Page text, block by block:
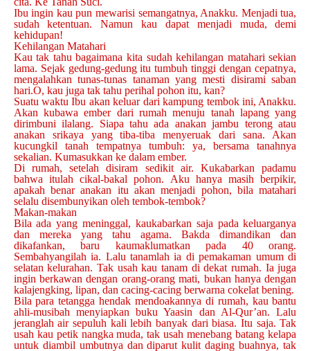
Ibu ingin kau pun mewarisi semangatnya, Anakku. Menjadi tua,
sudah ketentuan. Namun kau dapat menjadi muda, demi
kehidupan!
Kehilangan Matahari
Kau tak tahu bagaimana kita sudah kehilangan matahari sekian
lama. Sejak gedung-gedung itu tumbuh tinggi dengan cepatnya,
mengalahkan tunas-tunas tanaman yang mesti disirami saban
hari.O, kau juga tak tahu perihal pohon itu, kan?
Suatu waktu Ibu akan keluar dari kampung tembok ini, Anakku.
Akan kubawa ember dari rumah menuju tanah lapang yang
dirimbuni ilalang. Siapa tahu ada anakan jambu terong atau
anakan srikaya yang tiba-tiba menyeruak dari sana. Akan
kucungkil tanah tempatnya tumbuh: ya, bersama tanahnya
sekalian. Kumasukkan ke dalam ember.
Di rumah, setelah disiram sedikit air. Kukabarkan padamu
bahwa itulah cikal-bakal pohon. Aku hanya masih berpikir,
apakah benar anakan itu akan menjadi pohon, bila matahari
selalu disembunyikan oleh tembok-tembok?
Makan-makan
Bila ada yang meninggal, kaukabarkan saja pada keluarganya
dan mereka yang tahu agama. Bakda dimandikan dan
dikafankan, baru kaumaklumatkan pada 40 orang.
Sembahyangilah ia. Lalu tanamlah ia di pemakaman umum di
selatan kelurahan. Tak usah kau tanam di dekat rumah. Ia juga
ingin berkawan dengan orang-orang mati, bukan hanya dengan
kalajengking, lipan, dan cacing-cacing berwarna cokelat bening.
Bila para tetangga hendak mendoakannya di rumah, kau bantu
ahli-musibah menyiapkan buku Yaasin dan Al-Qur’an. Lalu
jeranglah air sepuluh kali lebih banyak dari biasa. Itu saja. Tak
usah kau petik nangka muda, tak usah menebang batang kelapa
untuk diambil umbutnya dan diparut kulit daging buahnya, tak